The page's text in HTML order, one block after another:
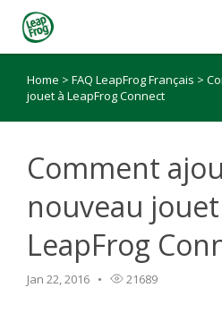
Home > FAQ LeapFrog Français >
jouet à LeapFrog Connect
Comment
nouveau
LeapFrog
Jan 22, 2016 21689